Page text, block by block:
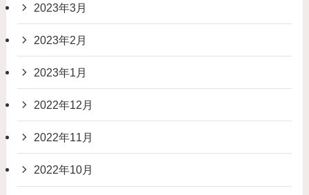
2023年3月
2023年2月
2023年1月
2022年12月
2022年11月
2022年10月